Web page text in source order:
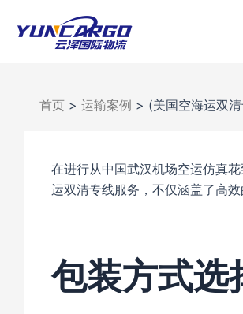
首页 > 运输案例 > (美国空海运双
在进行从中国武汉机场空运仿真
运双清专线服务，不仅涵盖了高
包装方式选